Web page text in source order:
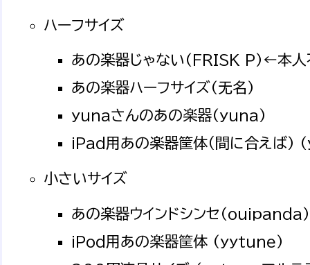
ハーフサイズ
あの楽器じゃない(FRISK P)←本人
あの楽器ハーフサイズ(无名)
yunaさんのあの楽器(yuna)
iPad用あの楽器筐体（間に合えば
小さいサイズ
あの楽器ウインドシンセ(ouipanda)
iPod用あの楽器筐体 (yytune)